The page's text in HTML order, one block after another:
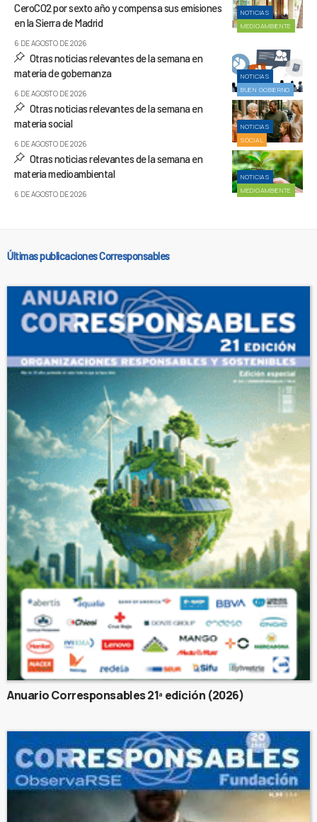
NOTICIAS
MEDIOAMBIENTE
CeroCO2 por sexto año y compensa sus emisiones
en la Sierra de Madrid
6 DE AGOSTO DE 2026
NOTICIAS
BUEN GOBIERNO
Otras noticias relevantes de la semana en
materia de gobernanza
6 DE AGOSTO DE 2026
NOTICIAS
SOCIAL
Otras noticias relevantes de la semana en
materia social
6 DE AGOSTO DE 2026
NOTICIAS
MEDIOAMBIENTE
Otras noticias relevantes de la semana en
materia medioambiental
6 DE AGOSTO DE 2026
Últimas publicaciones Corresponsables
Anuario Corresponsables 21ª edición (2026)